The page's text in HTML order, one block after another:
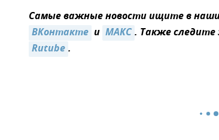
Самые важные новости ищите в
ВКонтакте и МАКС. Также следите
Rutube.